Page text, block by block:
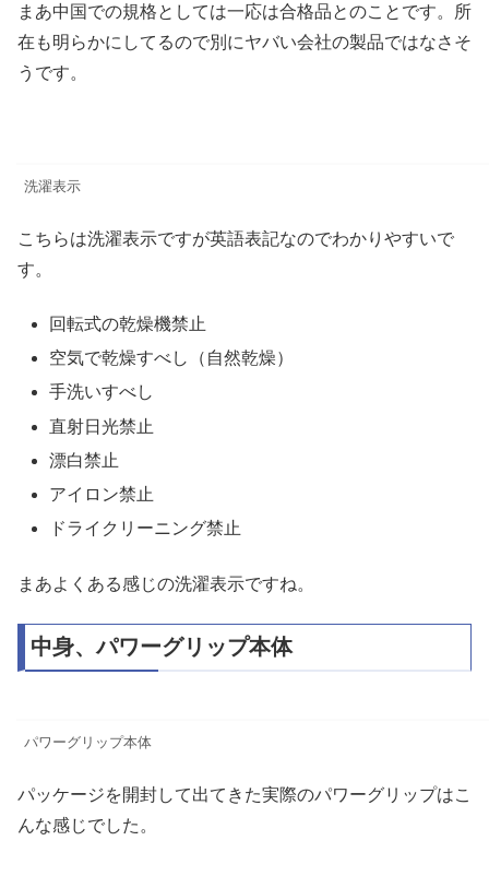
まあ中国での規格としては一応は合格品とのことです。所
在も明らかにしてるので別にヤバい会社の製品ではなさそ
うです。
洗濯表示
こちらは洗濯表示ですが英語表記なのでわかりやすいで
す。
回転式の乾燥機禁止
空気で乾燥すべし（自然乾燥）
手洗いすべし
直射日光禁止
漂白禁止
アイロン禁止
ドライクリーニング禁止
まあよくある感じの洗濯表示ですね。
中身、パワーグリップ本体
パワーグリップ本体
パッケージを開封して出てきた実際のパワーグリップはこ
んな感じでした。